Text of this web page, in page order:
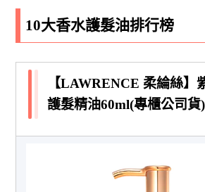
10大香水護髮油排行榜
【LAWRENCE 柔綸絲】
護髮精油60ml(專櫃公司貨)